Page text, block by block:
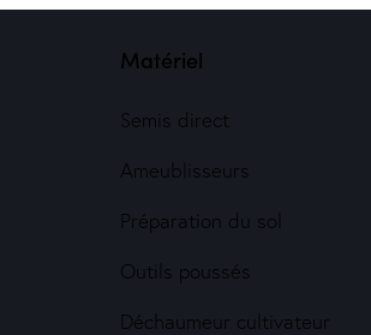
Matériel
Semis direct
Ameublisseurs
Préparation du sol
Outils poussés
Déchaumeur cultivateur